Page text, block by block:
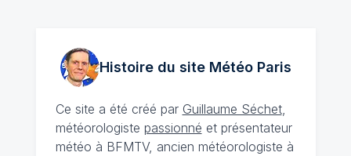
Histoire du site MétéoParis
Ce site a été créé par Guillaume Séchet,
météorologiste passionné et présentateur
météo à BFMTV, ancien météorologiste à